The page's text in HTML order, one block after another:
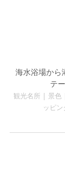
海水浴場から
テ
観光名所 | 景
ッピ